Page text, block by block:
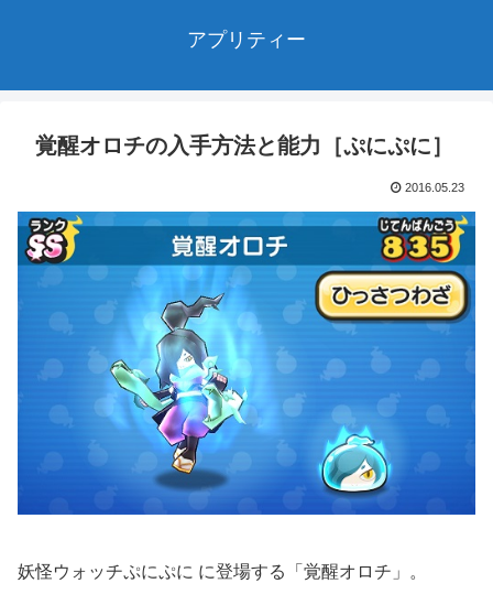
アプリティー
覚醒オロチの入手方法と能力［ぷにぷに］
2016.05.23
妖怪ウォッチぷにぷに に登場する「覚醒オロチ」。